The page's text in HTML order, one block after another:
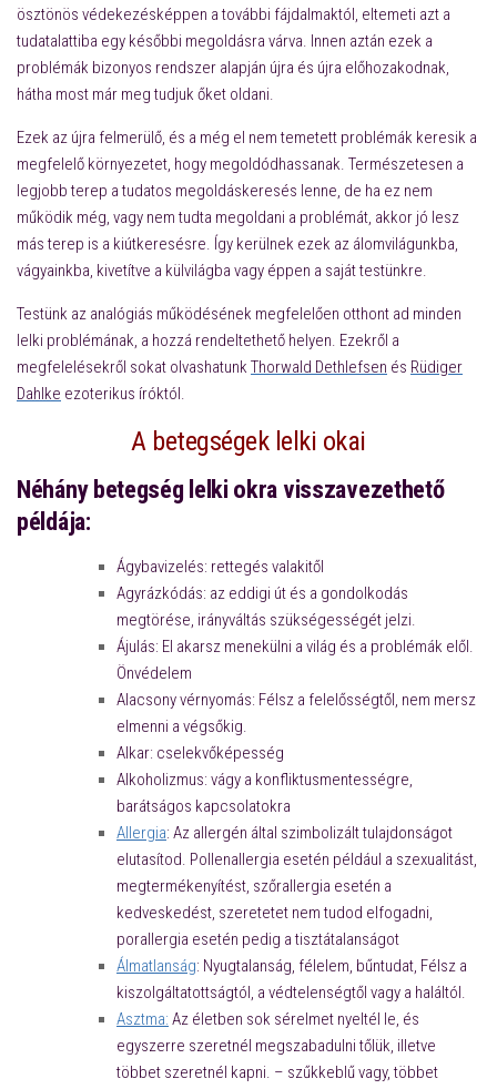
ösztönös védekezésképpen a további fájdalmaktól, eltemeti azt a
tudatalattiba egy későbbi megoldásra várva. Innen aztán ezek a
problémák bizonyos rendszer alapján újra és újra előhozakodnak,
hátha most már meg tudjuk őket oldani.
Ezek az újra felmerülő, és a még el nem temetett problémák keresik a
megfelelő környezetet, hogy megoldódhassanak. Természetesen a
legjobb terep a tudatos megoldáskeresés lenne, de ha ez nem
működik még, vagy nem tudta megoldani a problémát, akkor jó lesz
más terep is a kiútkeresésre. Így kerülnek ezek az álomvilágunkba,
vágyainkba, kivetítve a külvilágba vagy éppen a saját testünkre.
Testünk az analógiás működésének megfelelően otthont ad minden
lelki problémának, a hozzá rendeltethető helyen. Ezekről a
megfelelésekről sokat olvashatunk Thorwald Dethlefsen és Rüdiger
Dahlke ezoterikus íróktól.
A betegségek lelki okai
Néhány betegség lelki okra visszavezethető
példája:
Ágybavizelés: rettegés valakitől
Agyrázkódás: az eddigi út és a gondolkodás
megtörése, irányváltás szükségességét jelzi.
Ájulás: El akarsz menekülni a világ és a problémák elől.
Önvédelem
Alacsony vérnyomás: Félsz a felelősségtől, nem mersz
elmenni a végsőkig.
Alkar: cselekvőképesség
Alkoholizmus: vágy a konfliktusmentességre,
barátságos kapcsolatokra
Allergia: Az allergén által szimbolizált tulajdonságot
elutasítod. Pollenallergia esetén például a szexualitást,
megtermékenyítést, szőrallergia esetén a
kedveskedést, szeretetet nem tudod elfogadni,
porallergia esetén pedig a tisztátalanságot
Álmatlanság: Nyugtalanság, félelem, bűntudat, Félsz a
kiszolgáltatottságtól, a védtelenségtől vagy a haláltól.
Asztma: Az életben sok sérelmet nyeltél le, és
egyszerre szeretnél megszabadulni tőlük, illetve
többet szeretnél kapni. – szűkkeblű vagy, többet